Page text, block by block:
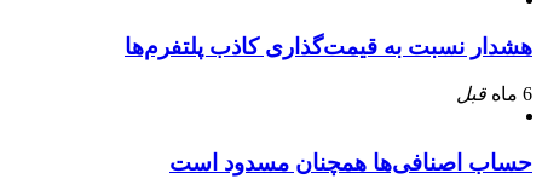
هشدار نسبت به قیمت‌گذاری کاذب پلتفرم‌ها
6 ماه قبل
حساب اصنافی‌ها همچنان مسدود است